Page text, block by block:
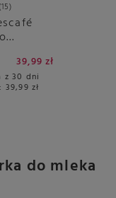
15
39,99 zł
z 30 dni
39,99 zł
do mleka